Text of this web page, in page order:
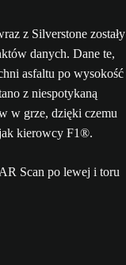
z Silverstone zostały
danych. Dane te,
asfaltu po wysokość
z niespotykaną
w grze, dzięki czemu
kierowcy F1®.